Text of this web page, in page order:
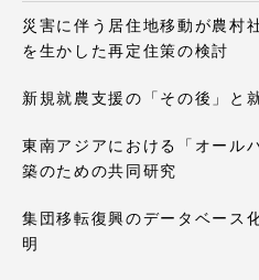
災害に伴う居住地移動が農村
を生かした再定住策の検討
新規就農支援の「その後」と
東南アジアにおける「オール
築のための共同研究
集団移転復興のデータベース
明